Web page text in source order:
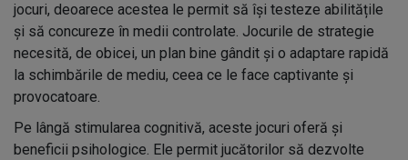
jocuri, deoarece acestea le permit să își testeze abilitățile
și să concureze în medii controlate. Jocurile de strategie
necesită, de obicei, un plan bine gândit și o adaptare rapidă
la schimbările de mediu, ceea ce le face captivante și
provocatoare.
Pe lângă stimularea cognitivă, aceste jocuri oferă și
beneficii psihologice. Ele permit jucătorilor să dezvolte